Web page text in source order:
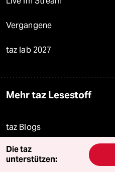
Vergangene
taz lab 2027
Mehr taz Lesestoff
taz Blogs
taz FUTURZWEI
Die taz
unterstützen: